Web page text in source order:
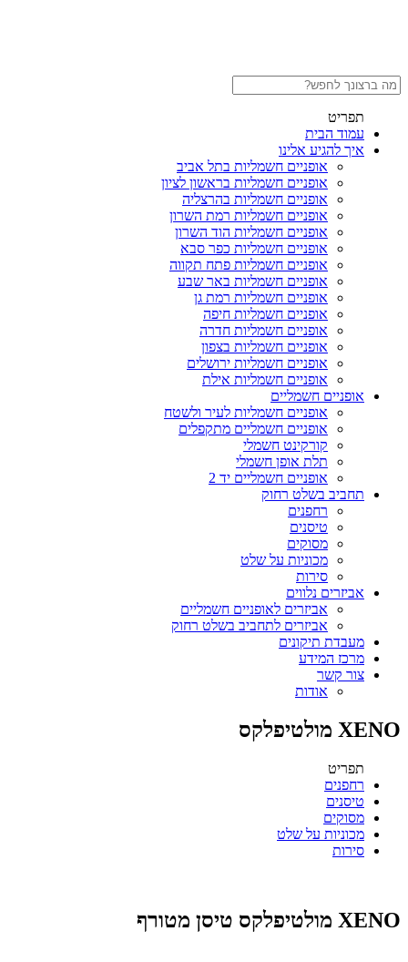
תפריט
עמוד הבית
איך להגיע אלינו
אופניים חשמליות בתל אביב
אופניים חשמליות בראשון לציון
אופניים חשמליות בהרצליה
אופניים חשמליות רמת השרון
אופניים חשמליות הוד השרון
אופניים חשמליות כפר סבא
אופניים חשמליות פתח תקווה
אופניים חשמליות באר שבע
אופניים חשמליות רמת גן
אופניים חשמליות חיפה
אופניים חשמליות חדרה
אופניים חשמליות בצפון
אופניים חשמליות ירושלים
אופניים חשמליות אילת
אופניים חשמליים
אופניים חשמליות לעיר ולשטח
אופניים חשמליים מתקפלים
קורקינט חשמלי
תלת אופן חשמלי
אופניים חשמליים יד 2
תחביב בשלט רחוק
רחפנים
טיסנים
מסוקים
מכוניות על שלט
סירות
אביזרים נלווים
אביזרים לאופניים חשמליים
אביזרים לתחביב בשלט רחוק
מעבדת תיקונים
מרכז המידע
צור קשר
אודות
XENO מולטיפלקס
תפריט
רחפנים
טיסנים
מסוקים
מכוניות על שלט
סירות
XENO מולטיפלקס טיסן מטורף